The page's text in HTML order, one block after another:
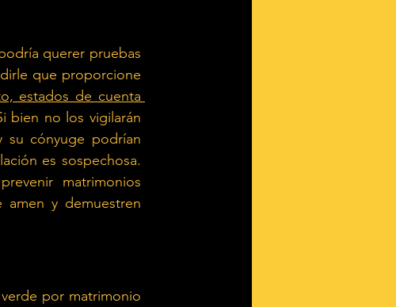
querer pruebas
que proporcione
estados de cuenta
bien no los vigilarán
su cónyuge podrían
es sospechosa.
matrimonios
y demuestren
por matrimonio